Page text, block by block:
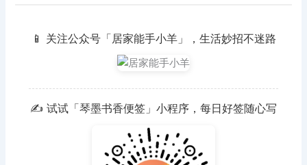
📱 关注公众号「居家能手小羊」，生活妙招不迷路
✍️ 试试「琴墨书香便签」小程序，每日好签随心写